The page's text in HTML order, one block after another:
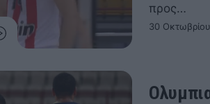
προς…
30